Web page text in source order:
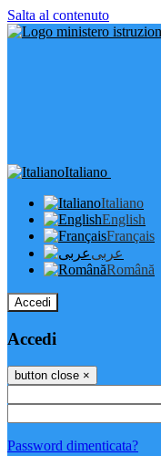
Salta al contenuto
Italiano
Italiano
English
Français
عربى
Română
Accedi
Accedi
button close ×
Password dimenticata?